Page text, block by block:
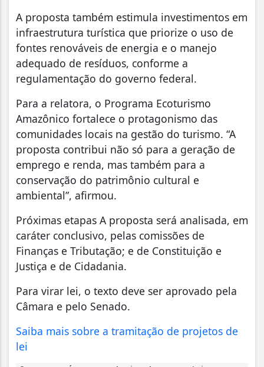
A proposta também estimula investimentos em
infraestrutura turística que priorize o uso de
fontes renováveis de energia e o manejo
adequado de resíduos, conforme a
regulamentação do governo federal.
Para a relatora, o Programa Ecoturismo
Amazônico fortalece o protagonismo das
comunidades locais na gestão do turismo. “A
proposta contribui não só para a geração de
emprego e renda, mas também para a
conservação do patrimônio cultural e
ambiental”, afirmou.
Próximas etapas A proposta será analisada, em
caráter conclusivo, pelas comissões de
Finanças e Tributação; e de Constituição e
Justiça e de Cidadania.
Para virar lei, o texto deve ser aprovado pela
Câmara e pelo Senado.
Saiba mais sobre a tramitação de projetos de
lei